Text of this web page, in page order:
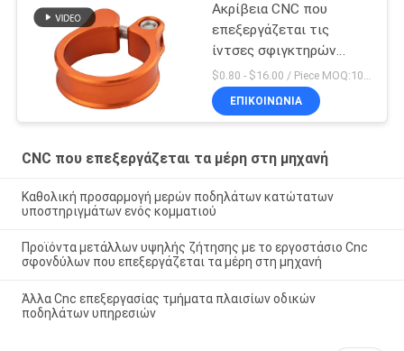
Ακρίβεια CNC που
επεξεργάζεται τις
ίντσες σφιγκτηρών
Seatpost ποδηλάτων 5
X 4 μερών στη μηχανή
ΕΠΙΚΟΙΝΩΝΊΑ
CNC που επεξεργάζεται τα μέρη στη μηχανή
Καθολική προσαρμογή μερών ποδηλάτων κατώτατων
υποστηριγμάτων ενός κομματιού
Προϊόντα μετάλλων υψηλής ζήτησης με το εργοστάσιο Cnc
σφονδύλων που επεξεργάζεται τα μέρη στη μηχανή
Άλλα Cnc επεξεργασίας τμήματα πλαισίων οδικών
ποδηλάτων υπηρεσιών